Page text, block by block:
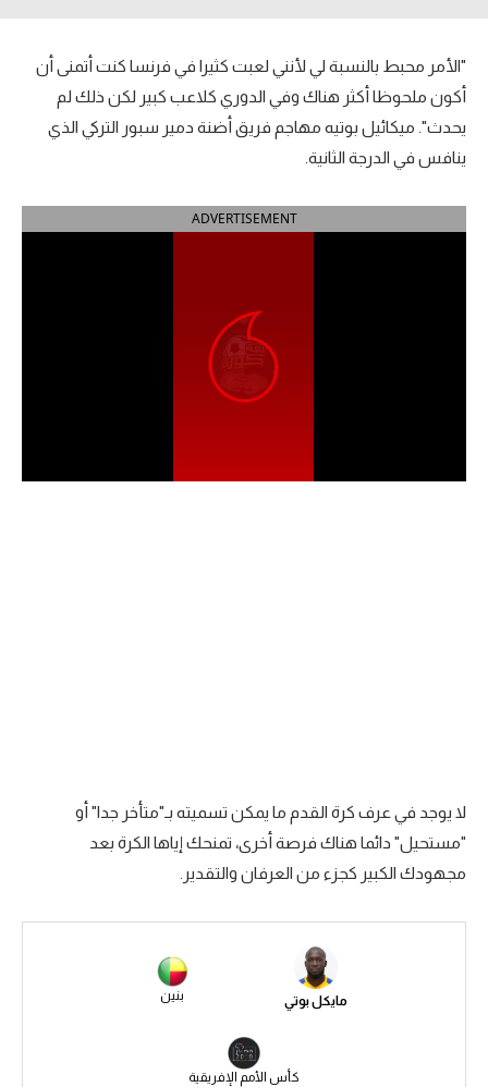
بطولات
أمريكا 2026
الدوري المصري
الكرة الإفريقية
منتخب مصر
"الأمر محبط بالنسبة لي لأنني لعبت كثيرا في فرنسا كنت أتمنى أن
أكون ملحوظا أكثر هناك وفي الدوري كلاعب كبير لكن ذلك لم
يحدث". ميكائيل بوتيه مهاجم فريق أضنة دمير سبور التركي الذي
ينافس في الدرجة الثانية.
ADVERTISEMENT
لا يوجد في عرف كرة القدم ما يمكن تسميته بـ"متأخر جدا" أو
"مستحيل" دائما هناك فرصة أخرى، تمنحك إياها الكرة بعد
مجهودك الكبير كجزء من العرفان والتقدير.
مايكل بوتي بنين
كأس الأمم الإفريقية